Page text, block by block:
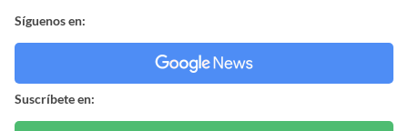
Síguenos en:
Suscríbete en: